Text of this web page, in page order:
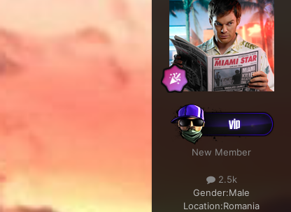
New Member
2.5k
Gender:Male
Location:Romania